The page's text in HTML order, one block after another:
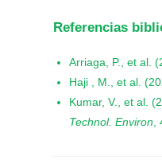
Referencias
Arriaga, P., et al.
Haji , M., et al.
Kumar, V., et al.
Technol. Environ,